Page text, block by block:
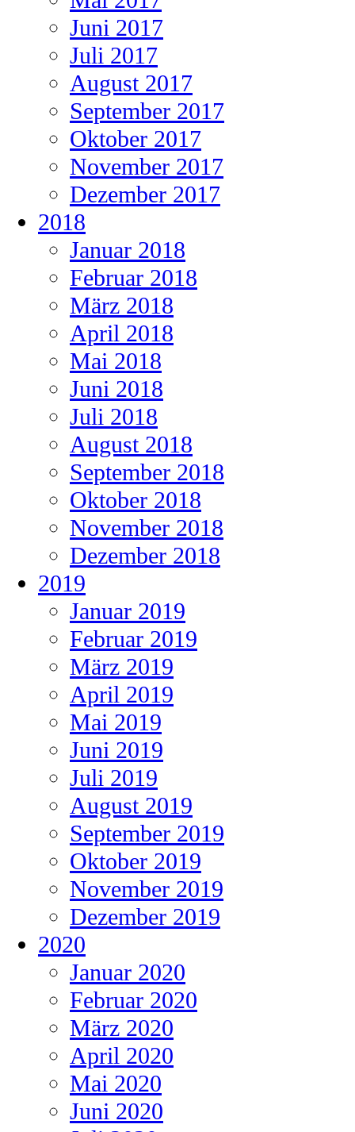
Juni 2017
Juli 2017
August 2017
September 2017
Oktober 2017
November 2017
Dezember 2017
2018
Januar 2018
Februar 2018
März 2018
April 2018
Mai 2018
Juni 2018
Juli 2018
August 2018
September 2018
Oktober 2018
November 2018
Dezember 2018
2019
Januar 2019
Februar 2019
März 2019
April 2019
Mai 2019
Juni 2019
Juli 2019
August 2019
September 2019
Oktober 2019
November 2019
Dezember 2019
2020
Januar 2020
Februar 2020
März 2020
April 2020
Mai 2020
Juni 2020